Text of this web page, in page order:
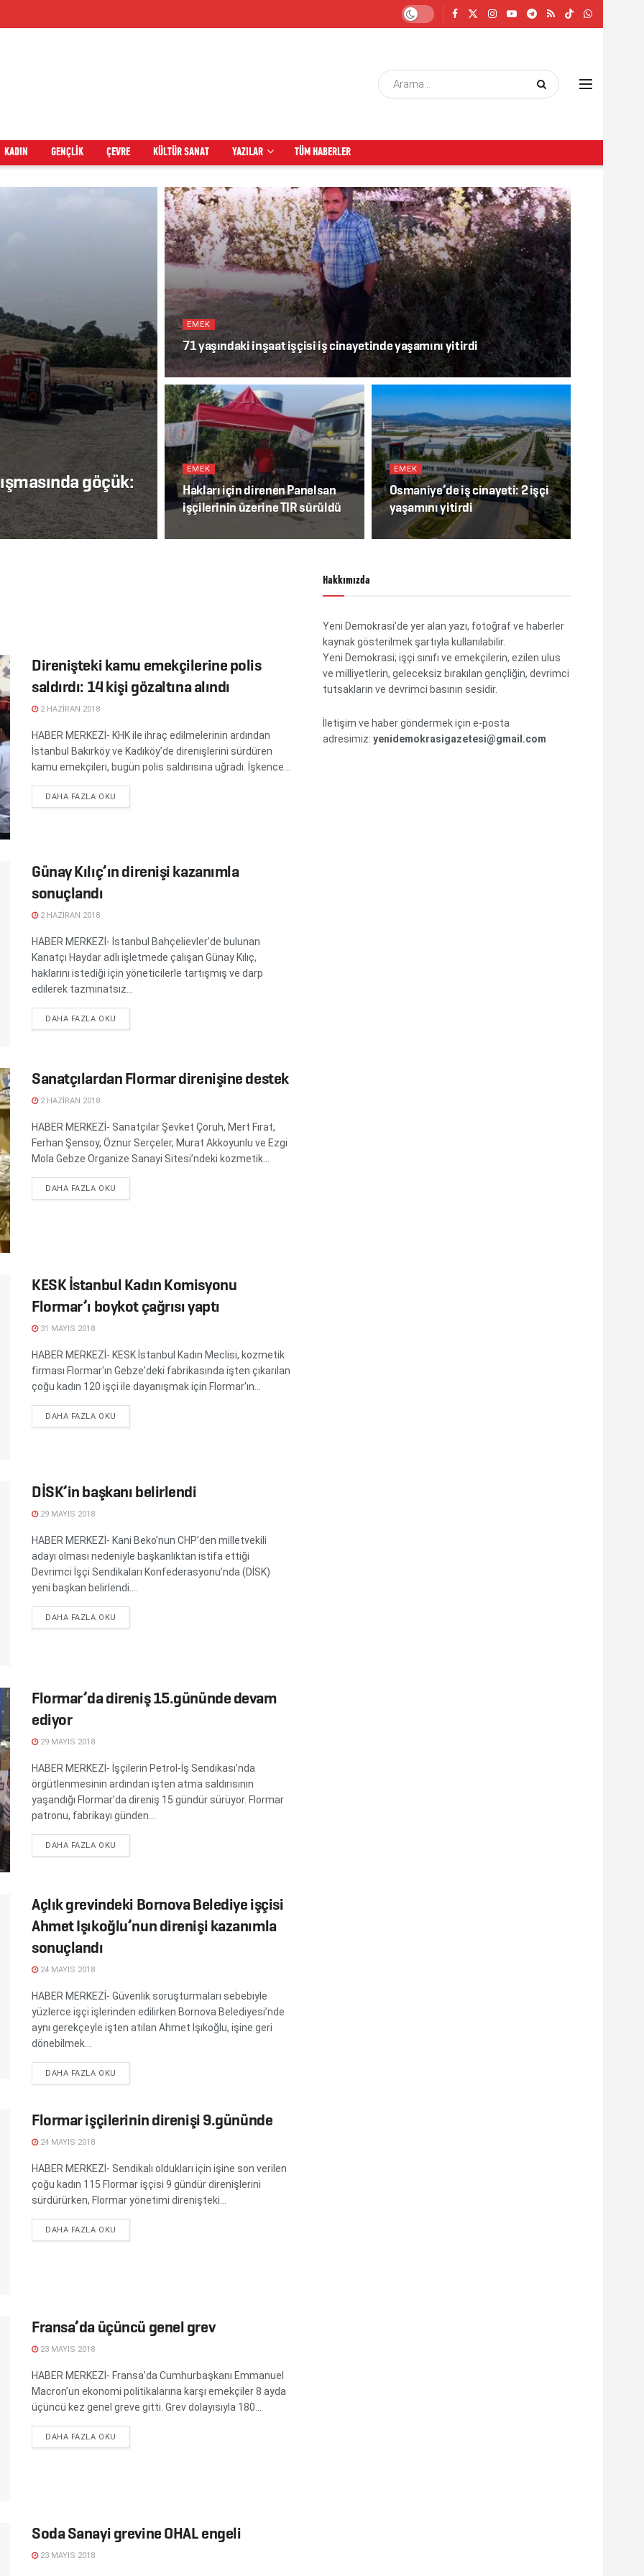
KADIN GENÇLIK ÇEVRE KÜLTÜR SANAT YAZILAR TÜM HABERLER
göçük:
EMEK
71 yaşındaki inşaat işçisi iş cinayetinde yaşamını yitirdi
EMEK
Hakları için direnen Panelsan
işçilerinin üzerine TIR sürüldü
EMEK
Osmaniye’de iş cinayeti: 2 işçi
yaşamını yitirdi
Direnişteki kamu emekçilerine polis
saldırdı: 14 kişi gözaltına alındı
2 HAZIRAN 2018
HABER MERKEZİ- KHK ile ihraç edilmelerinin ardından
İstanbul Bakırköy ve Kadıköy’de direnişlerini sürdüren
kamu emekçileri, bugün polis saldırısına uğradı. İşkence...
DAHA FAZLA OKU
Günay Kılıç’ın direnişi kazanımla
sonuçlandı
2 HAZIRAN 2018
HABER MERKEZİ- İstanbul Bahçelievler’de bulunan
Kanatçı Haydar adlı işletmede çalışan Günay Kılıç,
haklarını istediği için yöneticilerle tartışmış ve darp
edilerek tazminatsız...
DAHA FAZLA OKU
Sanatçılardan Flormar direnişine destek
2 HAZIRAN 2018
HABER MERKEZİ- Sanatçılar Şevket Çoruh, Mert Fırat,
Ferhan Şensoy, Öznur Serçeler, Murat Akkoyunlu ve Ezgi
Mola Gebze Organize Sanayi Sitesi’ndeki kozmetik...
DAHA FAZLA OKU
KESK İstanbul Kadın Komisyonu
Flormar’ı boykot çağrısı yaptı
31 MAYIS 2018
HABER MERKEZİ- KESK İstanbul Kadın Meclisi, kozmetik
firması Flormar'ın Gebze'deki fabrikasında işten çıkarılan
çoğu kadın 120 işçi ile dayanışmak için Flormar'ın...
DAHA FAZLA OKU
DİSK’in başkanı belirlendi
29 MAYIS 2018
HABER MERKEZİ- Kani Beko’nun CHP’den milletvekili
adayı olması nedeniyle başkanlıktan istifa ettiği
Devrimci İşçi Sendikaları Konfederasyonu’nda (DİSK)
yeni başkan belirlendi....
DAHA FAZLA OKU
Flormar’da direniş 15.gününde devam
ediyor
29 MAYIS 2018
HABER MERKEZİ- İşçilerin Petrol-İş Sendikası’nda
örgütlenmesinin ardından işten atma saldırısının
yaşandığı Flormar’da direniş 15 gündür sürüyor. Flormar
patronu, fabrikayı günden...
DAHA FAZLA OKU
Açlık grevindeki Bornova Belediye işçisi
Ahmet Işıkoğlu’nun direnişi kazanımla
sonuçlandı
24 MAYIS 2018
HABER MERKEZİ- Güvenlik soruşturmaları sebebiyle
yüzlerce işçi işlerinden edilirken Bornova Belediyesi’nde
aynı gerekçeyle işten atılan Ahmet Işıkoğlu, işine geri
dönebilmek...
DAHA FAZLA OKU
Flormar işçilerinin direnişi 9.gününde
24 MAYIS 2018
HABER MERKEZİ- Sendikalı oldukları için işine son verilen
çoğu kadın 115 Flormar işçisi 9 gündür direnişlerini
sürdürürken, Flormar yönetimi direnişteki...
DAHA FAZLA OKU
Fransa’da üçüncü genel grev
23 MAYIS 2018
HABER MERKEZİ- Fransa’da Cumhurbaşkanı Emmanuel
Macron’un ekonomi politikalarına karşı emekçiler 8 ayda
üçüncü kez genel greve gitti. Grev dolayısıyla 180...
DAHA FAZLA OKU
Soda Sanayi grevine OHAL engeli
23 MAYIS 2018
Hakkımızda
Yeni Demokrasi’de yer alan yazı, fotoğraf ve haberler
kaynak gösterilmek şartıyla kullanılabilir.
Yeni Demokrasi; işçi sınıfı ve emekçilerin, ezilen ulus
ve milliyetlerin, geleceksiz bırakılan gençliğin, devrimci
tutsakların ve devrimci basının sesidir.
İletişim ve haber göndermek için e-posta
adresimiz: yenidemokrasigazetesi@gmail.com